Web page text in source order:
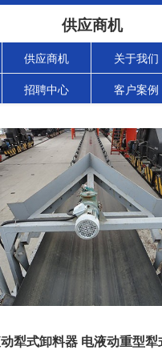
供应商机
供应商机 关于我们
招聘中心 客户案例
犁式卸料器 电液动重型犁